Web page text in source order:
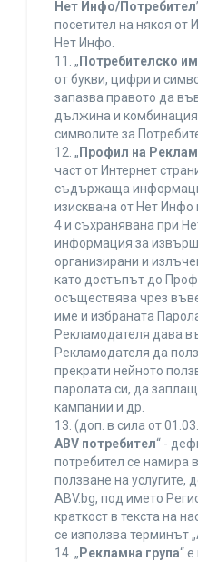
Нет Инфо/Потребител
посетител на някоя от
Нет Инфо.
11. „ Потребителско
от букви, цифри и
запазва правото да
дължина и комбинация
символите за
12. „ Профил на
част от Интернет
съдържаща
изисквана от Нет Инфо
4 и съхранявана при
информация за
организирани и
като достъпът до
осъществява чрез
име и избраната
Рекламодателя дава
Рекламодателя да
прекрати нейното
паролата си, да
кампании и др.
13. (доп. в сила от
ABV потребител“ -
потребител се намира
ползване на услугите,
ABV.bg, под името
краткост в текста на
се използва терминът
14. „ Рекламна група“